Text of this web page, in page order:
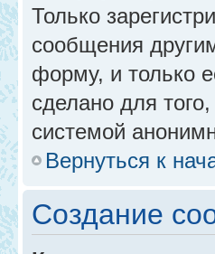
Только
сообщения
форму, и только
сделано для
системой
Вернуться к
Создание